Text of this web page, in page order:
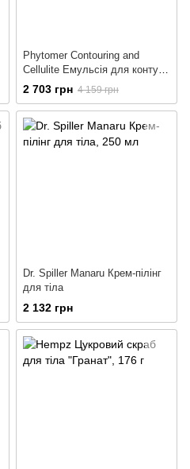
Phytomer Contouring and
Cellulite Емульсія для контуру
тіла
2 703 грн 4 159 грн
Dr. Spiller Manaru Крем-пілінг
для тіла
2 132 грн